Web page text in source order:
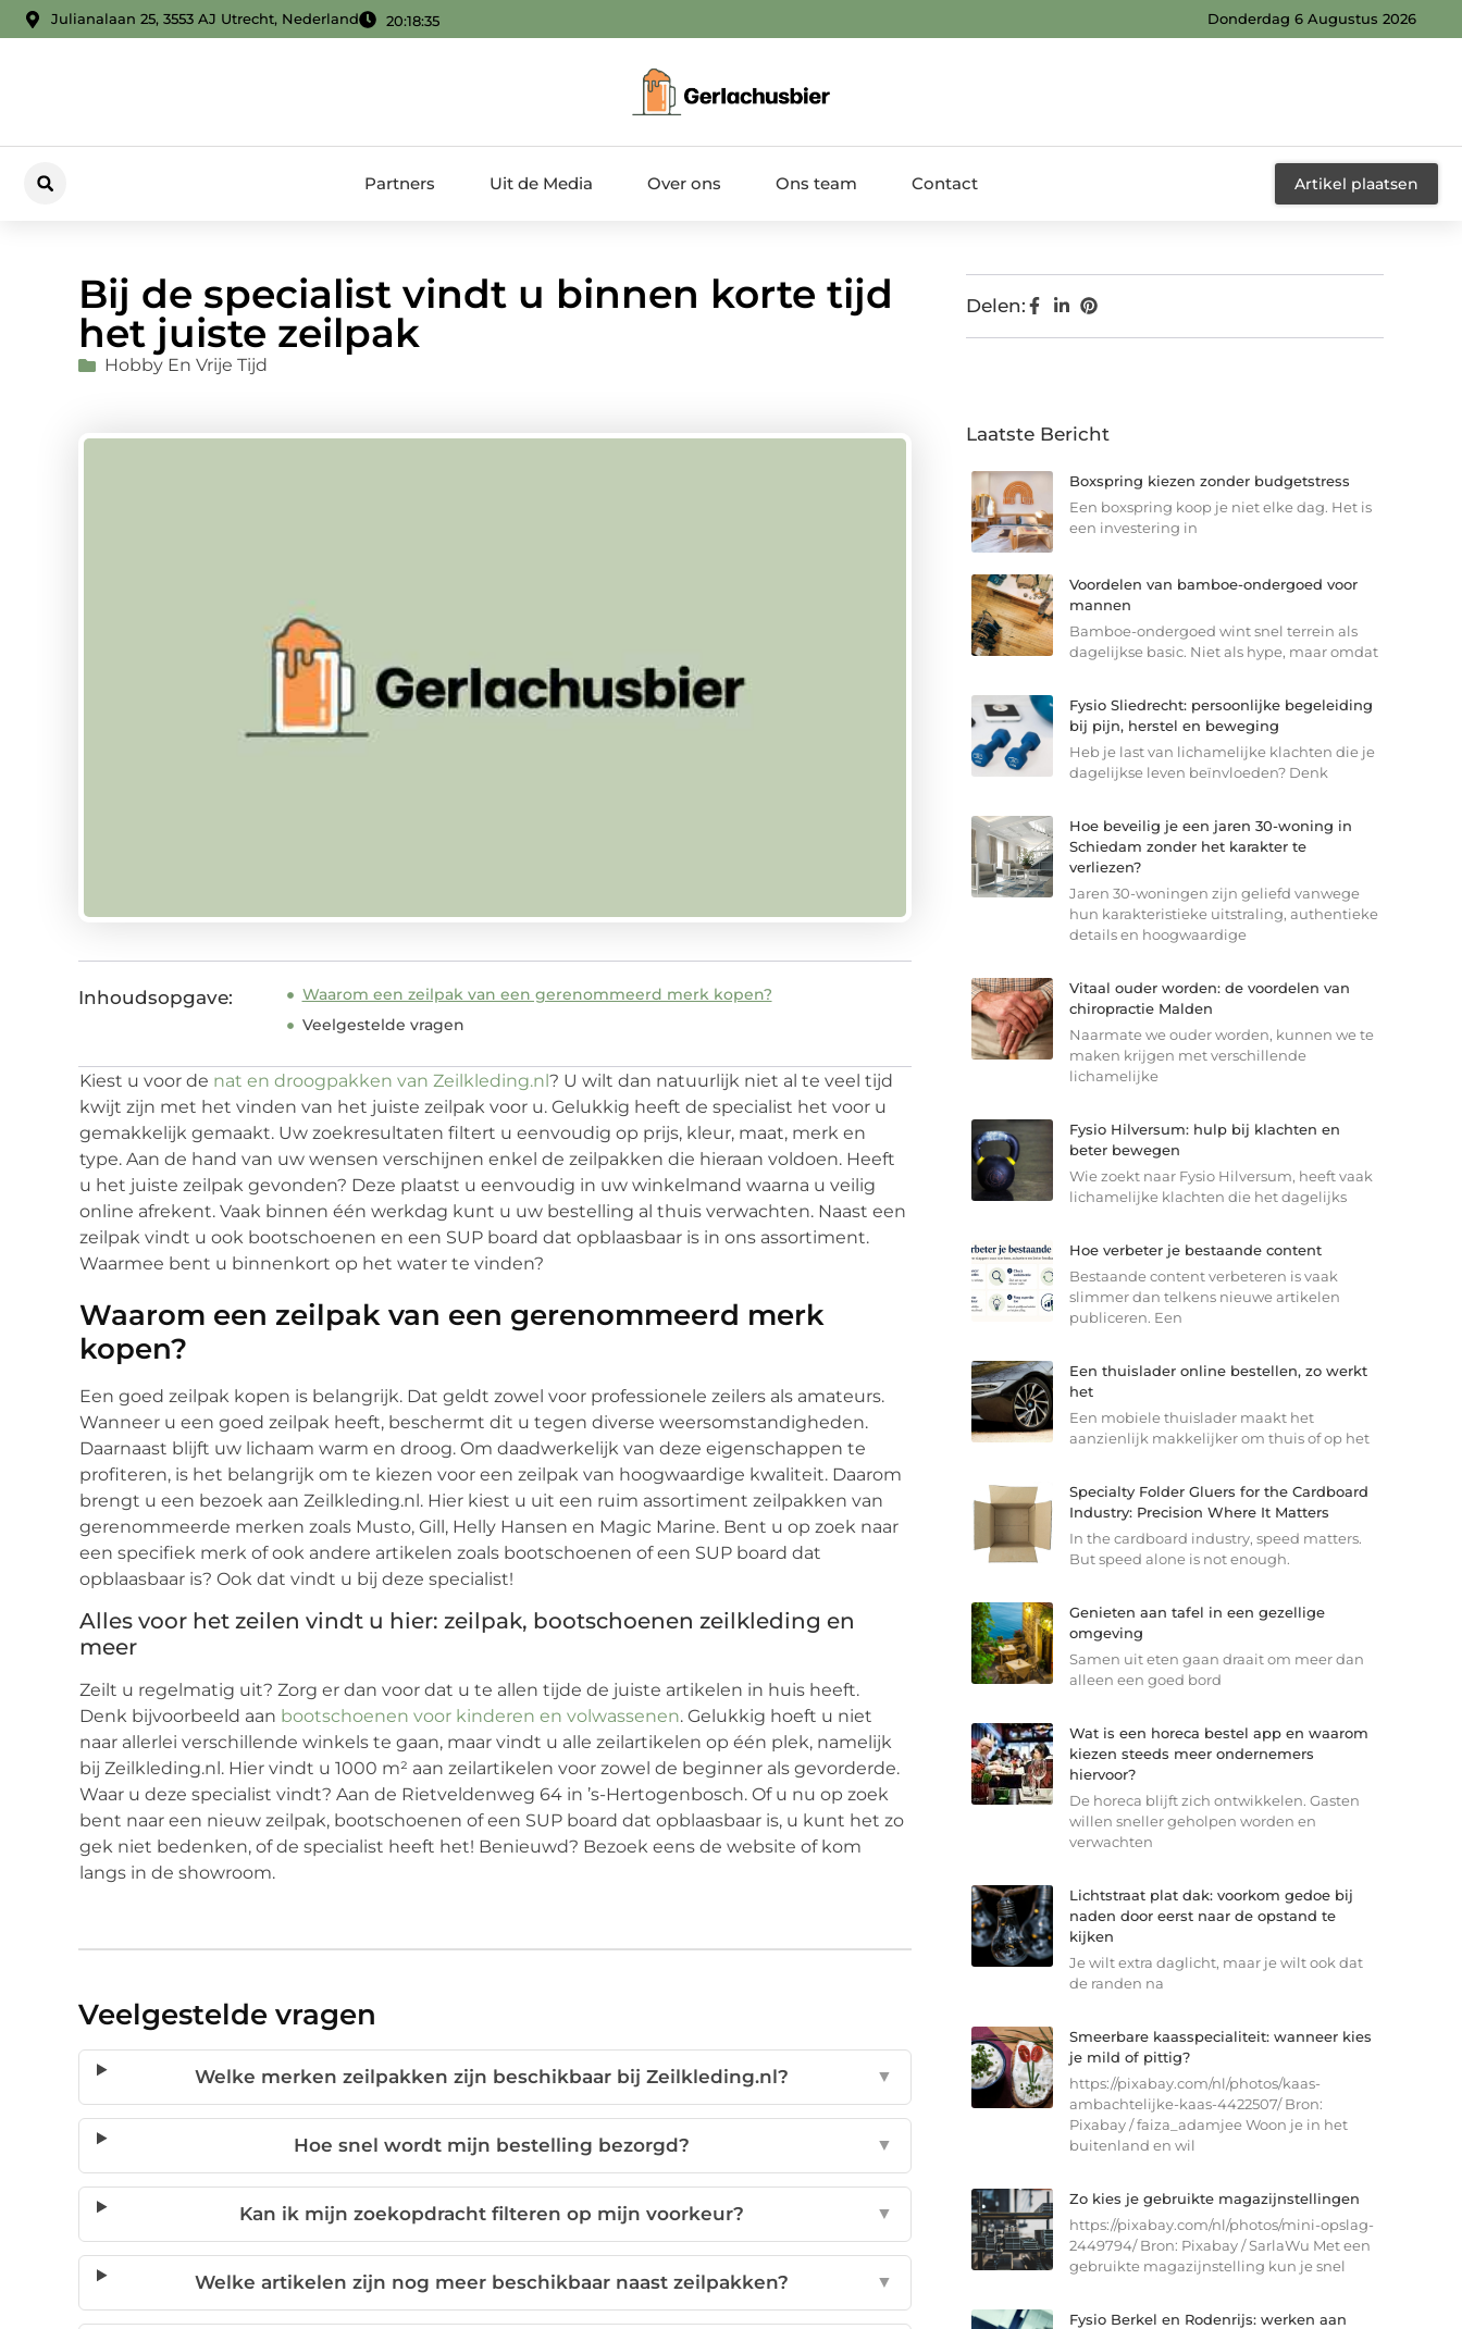
Julianalaan 25, 3553 AJ Utrecht, Nederland 20:18:36 Donderdag 6 Augustus 2026
Partners Uit de Media Over ons Ons team Contact Artikel plaatsen
Bij de specialist vindt u binnen korte tijd
het juiste zeilpak
Hobby En Vrije Tijd
Inhoudsopgave:
Waarom een zeilpak van een gerenommeerd merk kopen?
Veelgestelde vragen
Kiest u voor de nat en droogpakken van Zeilkleding.nl? U wilt dan natuurlijk niet al te veel tijd
kwijt zijn met het vinden van het juiste zeilpak voor u. Gelukkig heeft de specialist het voor u
gemakkelijk gemaakt. Uw zoekresultaten filtert u eenvoudig op prijs, kleur, maat, merk en
type. Aan de hand van uw wensen verschijnen enkel de zeilpakken die hieraan voldoen. Heeft
u het juiste zeilpak gevonden? Deze plaatst u eenvoudig in uw winkelmand waarna u veilig
online afrekent. Vaak binnen één werkdag kunt u uw bestelling al thuis verwachten. Naast een
zeilpak vindt u ook bootschoenen en een SUP board dat opblaasbaar is in ons assortiment.
Waarmee bent u binnenkort op het water te vinden?
Waarom een zeilpak van een gerenommeerd merk
kopen?
Een goed zeilpak kopen is belangrijk. Dat geldt zowel voor professionele zeilers als amateurs.
Wanneer u een goed zeilpak heeft, beschermt dit u tegen diverse weersomstandigheden.
Daarnaast blijft uw lichaam warm en droog. Om daadwerkelijk van deze eigenschappen te
profiteren, is het belangrijk om te kiezen voor een zeilpak van hoogwaardige kwaliteit. Daarom
brengt u een bezoek aan Zeilkleding.nl. Hier kiest u uit een ruim assortiment zeilpakken van
gerenommeerde merken zoals Musto, Gill, Helly Hansen en Magic Marine. Bent u op zoek naar
een specifiek merk of ook andere artikelen zoals bootschoenen of een SUP board dat
opblaasbaar is? Ook dat vindt u bij deze specialist!
Alles voor het zeilen vindt u hier: zeilpak, bootschoenen zeilkleding en
meer
Zeilt u regelmatig uit? Zorg er dan voor dat u te allen tijde de juiste artikelen in huis heeft.
Denk bijvoorbeeld aan bootschoenen voor kinderen en volwassenen. Gelukkig hoeft u niet
naar allerlei verschillende winkels te gaan, maar vindt u alle zeilartikelen op één plek, namelijk
bij Zeilkleding.nl. Hier vindt u 1000 m² aan zeilartikelen voor zowel de beginner als gevorderde.
Waar u deze specialist vindt? Aan de Rietveldenweg 64 in ’s-Hertogenbosch. Of u nu op zoek
bent naar een nieuw zeilpak, bootschoenen of een SUP board dat opblaasbaar is, u kunt het zo
gek niet bedenken, of de specialist heeft het! Benieuwd? Bezoek eens de website of kom
langs in de showroom.
Veelgestelde vragen
Welke merken zeilpakken zijn beschikbaar bij Zeilkleding.nl? ▼
Hoe snel wordt mijn bestelling bezorgd? ▼
Kan ik mijn zoekopdracht filteren op mijn voorkeur? ▼
Welke artikelen zijn nog meer beschikbaar naast zeilpakken? ▼
Delen:
Laatste Bericht
Boxspring kiezen zonder budgetstress
Een boxspring koop je niet elke dag. Het is
een investering in
Voordelen van bamboe-ondergoed voor
mannen
Bamboe-ondergoed wint snel terrein als
dagelijkse basic. Niet als hype, maar omdat
Fysio Sliedrecht: persoonlijke begeleiding
bij pijn, herstel en beweging
Heb je last van lichamelijke klachten die je
dagelijkse leven beïnvloeden? Denk
Hoe beveilig je een jaren 30-woning in
Schiedam zonder het karakter te
verliezen?
Jaren 30-woningen zijn geliefd vanwege
hun karakteristieke uitstraling, authentieke
details en hoogwaardige
Vitaal ouder worden: de voordelen van
chiropractie Malden
Naarmate we ouder worden, kunnen we te
maken krijgen met verschillende
lichamelijke
Fysio Hilversum: hulp bij klachten en
beter bewegen
Wie zoekt naar Fysio Hilversum, heeft vaak
lichamelijke klachten die het dagelijks
Hoe verbeter je bestaande content
Bestaande content verbeteren is vaak
slimmer dan telkens nieuwe artikelen
publiceren. Een
Een thuislader online bestellen, zo werkt
het
Een mobiele thuislader maakt het
aanzienlijk makkelijker om thuis of op het
Specialty Folder Gluers for the Cardboard
Industry: Precision Where It Matters
In the cardboard industry, speed matters.
But speed alone is not enough.
Genieten aan tafel in een gezellige
omgeving
Samen uit eten gaan draait om meer dan
alleen een goed bord
Wat is een horeca bestel app en waarom
kiezen steeds meer ondernemers
hiervoor?
De horeca blijft zich ontwikkelen. Gasten
willen sneller geholpen worden en
verwachten
Lichtstraat plat dak: voorkom gedoe bij
naden door eerst naar de opstand te
kijken
Je wilt extra daglicht, maar je wilt ook dat
de randen na
Smeerbare kaasspecialiteit: wanneer kies
je mild of pittig?
https://pixabay.com/nl/photos/kaas-
ambachtelijke-kaas-4422507/ Bron:
Pixabay / faiza_adamjee Woon je in het
buitenland en wil
Zo kies je gebruikte magazijnstellingen
https://pixabay.com/nl/photos/mini-opslag-
2449794/ Bron: Pixabay / SarlaWu Met een
gebruikte magazijnstelling kun je snel
Fysio Berkel en Rodenrijs: werken aan